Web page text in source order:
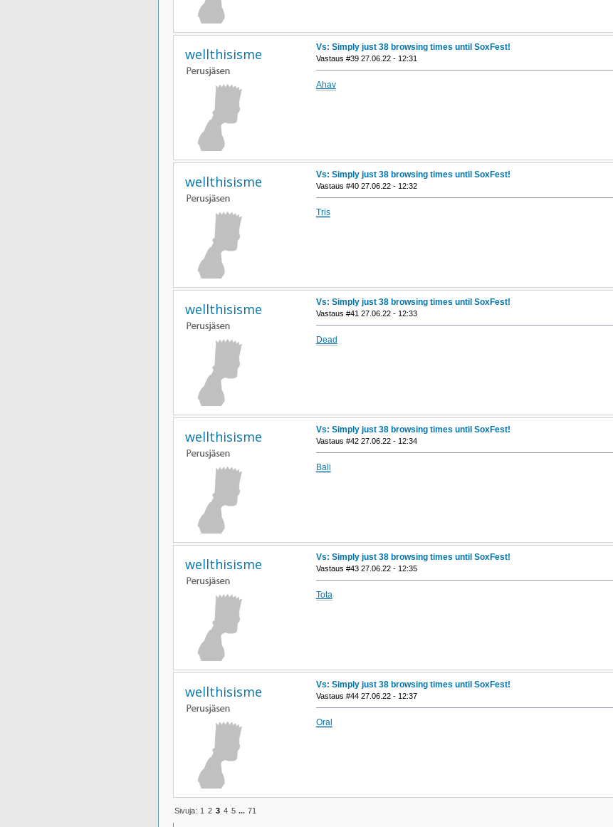
wellthisisme Vs: Simply just 38 browsing times until SoxFest!
Vastaus #39 27.06.22 - 12:31
Ahav
wellthisisme Vs: Simply just 38 browsing times until SoxFest!
Vastaus #40 27.06.22 - 12:32
Tris
wellthisisme Vs: Simply just 38 browsing times until SoxFest!
Vastaus #41 27.06.22 - 12:33
Dead
wellthisisme Vs: Simply just 38 browsing times until SoxFest!
Vastaus #42 27.06.22 - 12:34
Bali
wellthisisme Vs: Simply just 38 browsing times until SoxFest!
Vastaus #43 27.06.22 - 12:35
Tota
wellthisisme Vs: Simply just 38 browsing times until SoxFest!
Vastaus #44 27.06.22 - 12:37
Oral
Sivuja: 1 2 3 4 5 ... 71